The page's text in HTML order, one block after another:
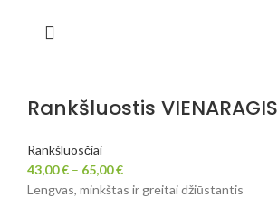
Rankšluostis VIENARAGIS
Rankšluosčiai
43,00€ – 65,00€
Lengvas, minkštas ir greitai džiūstantis